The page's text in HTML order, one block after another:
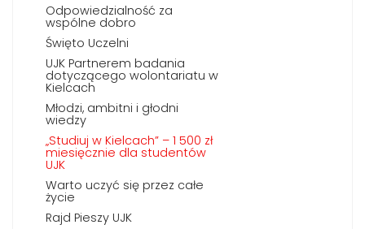
Odpowiedzialność za
wspólne dobro
Święto Uczelni
UJK Partnerem badania
dotyczącego wolontariatu w
Kielcach
Młodzi, ambitni i głodni
wiedzy
„Studiuj w Kielcach” – 1 500 zł
miesięcznie dla studentów
UJK
Warto uczyć się przez całe
życie
Rajd Pieszy UJK